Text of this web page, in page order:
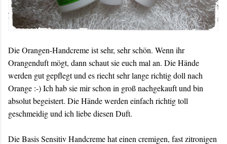
Die Orangen-Handcreme ist sehr, sehr schön. Wenn ihr
Orangenduft mögt, dann schaut sie euch mal an. Die Hände
werden gut gepflegt und es riecht sehr lange richtig doll nach
Orange :-) Ich hab sie mir schon in groß nachgekauft und bin
absolut begeistert. Die Hände werden einfach richtig toll
geschmeidig und ich liebe diesen Duft.
Die Basis Sensitiv Handcreme hat einen cremigen, fast zitronigen